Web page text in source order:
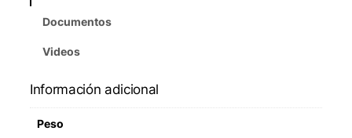
0
4
Documentos
Videos
Información adicional
Peso